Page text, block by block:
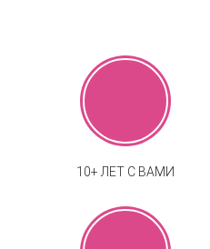
10+ ЛЕТ С ВАМИ